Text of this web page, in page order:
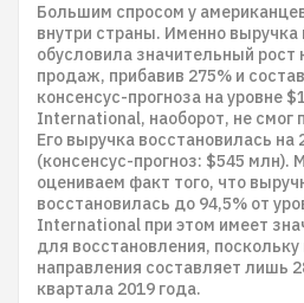
Большим спросом у
внутри страны. Именно выручка
обусловила значительный
продаж, прибавив 275% и
консенсус-прогноза на уровне
International, наоборот, не смог
Его выручка восстановилась на
(консенсус-прогноз: $545 млн).
оцениваем факт того, что
восстановилась до 94,5% от
International при этом имеет
для восстановления, поскольку
направления составляет лишь
квартала 2019 года.